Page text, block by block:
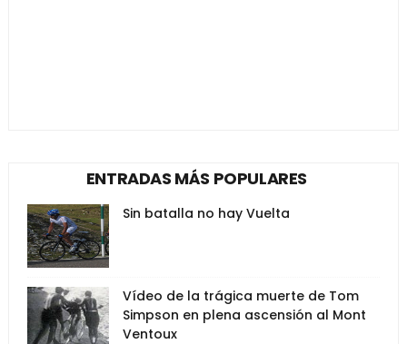
ENTRADAS MÁS POPULARES
Sin batalla no hay Vuelta
Vídeo de la trágica muerte de Tom
Simpson en plena ascensión al Mont
Ventoux